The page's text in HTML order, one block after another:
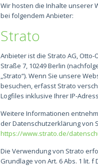
Wir hosten die Inhalte unserer
bei folgendem Anbieter:
Strato
Anbieter ist die Strato AG, Otto-
Straße 7, 10249 Berlin
„Strato“). Wenn Sie unsere
besuchen, erfasst Strato
Logfiles inklusive Ihrer IP-
Weitere Informationen
der Datenschutzerklärung von
https://www.strato.de/
Die Verwendung von Strato
Grundlage von Art. 6 Abs. 1 lit. f